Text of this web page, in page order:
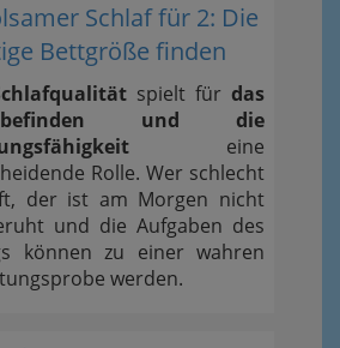
Schlaf für 2: Die
Bettgröße finden
spielt für das
und die
eine
Rolle. Wer schlecht
der ist am Morgen nicht
und die Aufgaben des
können zu einer wahren
werden.